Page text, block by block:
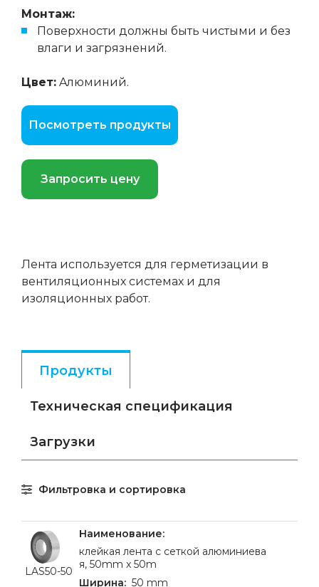
Монтаж:
Поверхности должны быть чистыми и без
влаги и загрязнений.
Цвет: Aлюминий.
Посмотреть продукты
Запросить цену
Лента используется для герметизации в
вентиляционных системах и для
изоляционных работ.
Продукты
Техническая спецификация
Загрузки
Фильтровка и сортировка
LAS50-50
клейкая лента с сеткой aлюминиева
я, 50mm x 50m
50 mm